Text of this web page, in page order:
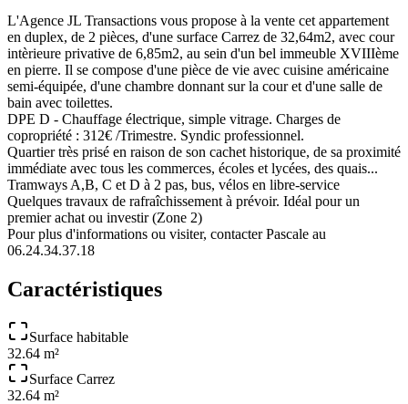
L'Agence JL Transactions vous propose à la vente cet appartement
en duplex, de 2 pièces, d'une surface Carrez de 32,64m2, avec cour
intèrieure privative de 6,85m2, au sein d'un bel immeuble XVIIIème
en pierre. Il se compose d'une pièce de vie avec cuisine américaine
semi-équipée, d'une chambre donnant sur la cour et d'une salle de
bain avec toilettes.
DPE D - Chauffage électrique, simple vitrage. Charges de
copropriété : 312€ /Trimestre. Syndic professionnel.
Quartier très prisé en raison de son cachet historique, de sa proximité
immédiate avec tous les commerces, écoles et lycées, des quais...
Tramways A,B, C et D à 2 pas, bus, vélos en libre-service
Quelques travaux de rafraîchissement à prévoir. Idéal pour un
premier achat ou investir (Zone 2)
Pour plus d'informations ou visiter, contacter Pascale au
06.24.34.37.18
Caractéristiques
Surface habitable
32.64 m²
Surface Carrez
32.64 m²